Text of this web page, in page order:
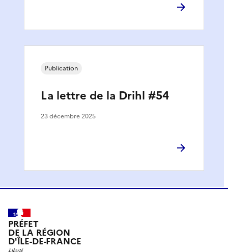
La lettre de la Drihl #54
Publication
23 décembre 2025
PRÉFET
DE LA RÉGION
D'ÎLE-DE-FRANCE